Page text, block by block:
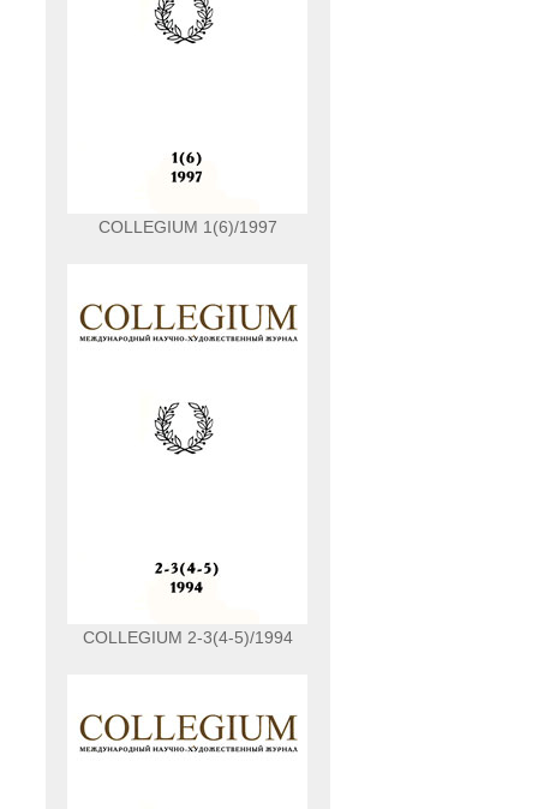
COLLEGIUM 1(6)/1997
COLLEGIUM 2-3(4-5)/1994